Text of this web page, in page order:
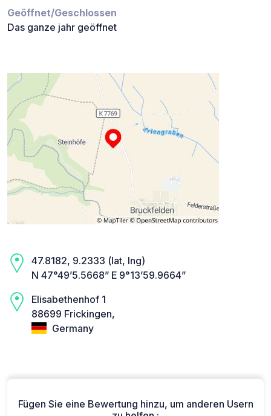
Geöffnet/Geschlossen
Das ganze jahr geöffnet
47.8182, 9.2333 (lat, lng)
N 47°49’5.5668” E 9°13’59.9664”
Elisabethenhof 1
88699 Frickingen,
Germany
Fügen Sie eine Bewertung hinzu, um anderen Usern